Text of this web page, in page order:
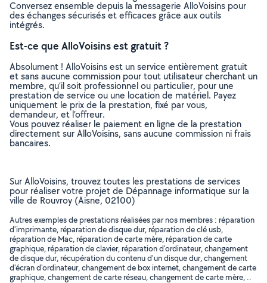
Conversez ensemble depuis la messagerie AlloVoisins pour
des échanges sécurisés et efficaces grâce aux outils
intégrés.
Est-ce que AlloVoisins est gratuit ?
Absolument ! AlloVoisins est un service entièrement gratuit
et sans aucune commission pour tout utilisateur cherchant un
membre, qu’il soit professionnel ou particulier, pour une
prestation de service ou une location de matériel. Payez
uniquement le prix de la prestation, fixé par vous,
demandeur, et l’offreur.
Vous pouvez réaliser le paiement en ligne de la prestation
directement sur AlloVoisins, sans aucune commission ni frais
bancaires.
Sur AlloVoisins, trouvez toutes les prestations de services
pour réaliser votre projet de Dépannage informatique sur la
ville de Rouvroy (Aisne, 02100)
Autres exemples de prestations réalisées par nos membres : réparation
d'imprimante, réparation de disque dur, réparation de clé usb,
réparation de Mac, réparation de carte mère, réparation de carte
graphique, réparation de clavier, réparation d'ordinateur, changement
de disque dur, récupération du contenu d'un disque dur, changement
d'écran d'ordinateur, changement de box internet, changement de carte
graphique, changement de carte réseau, changement de carte mère, ..